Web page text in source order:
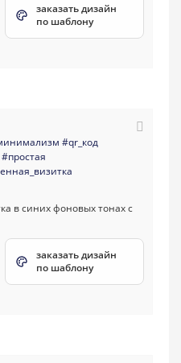
заказать дизайн
по шаблону
#qr_код
#простая
заказать дизайн
по шаблону